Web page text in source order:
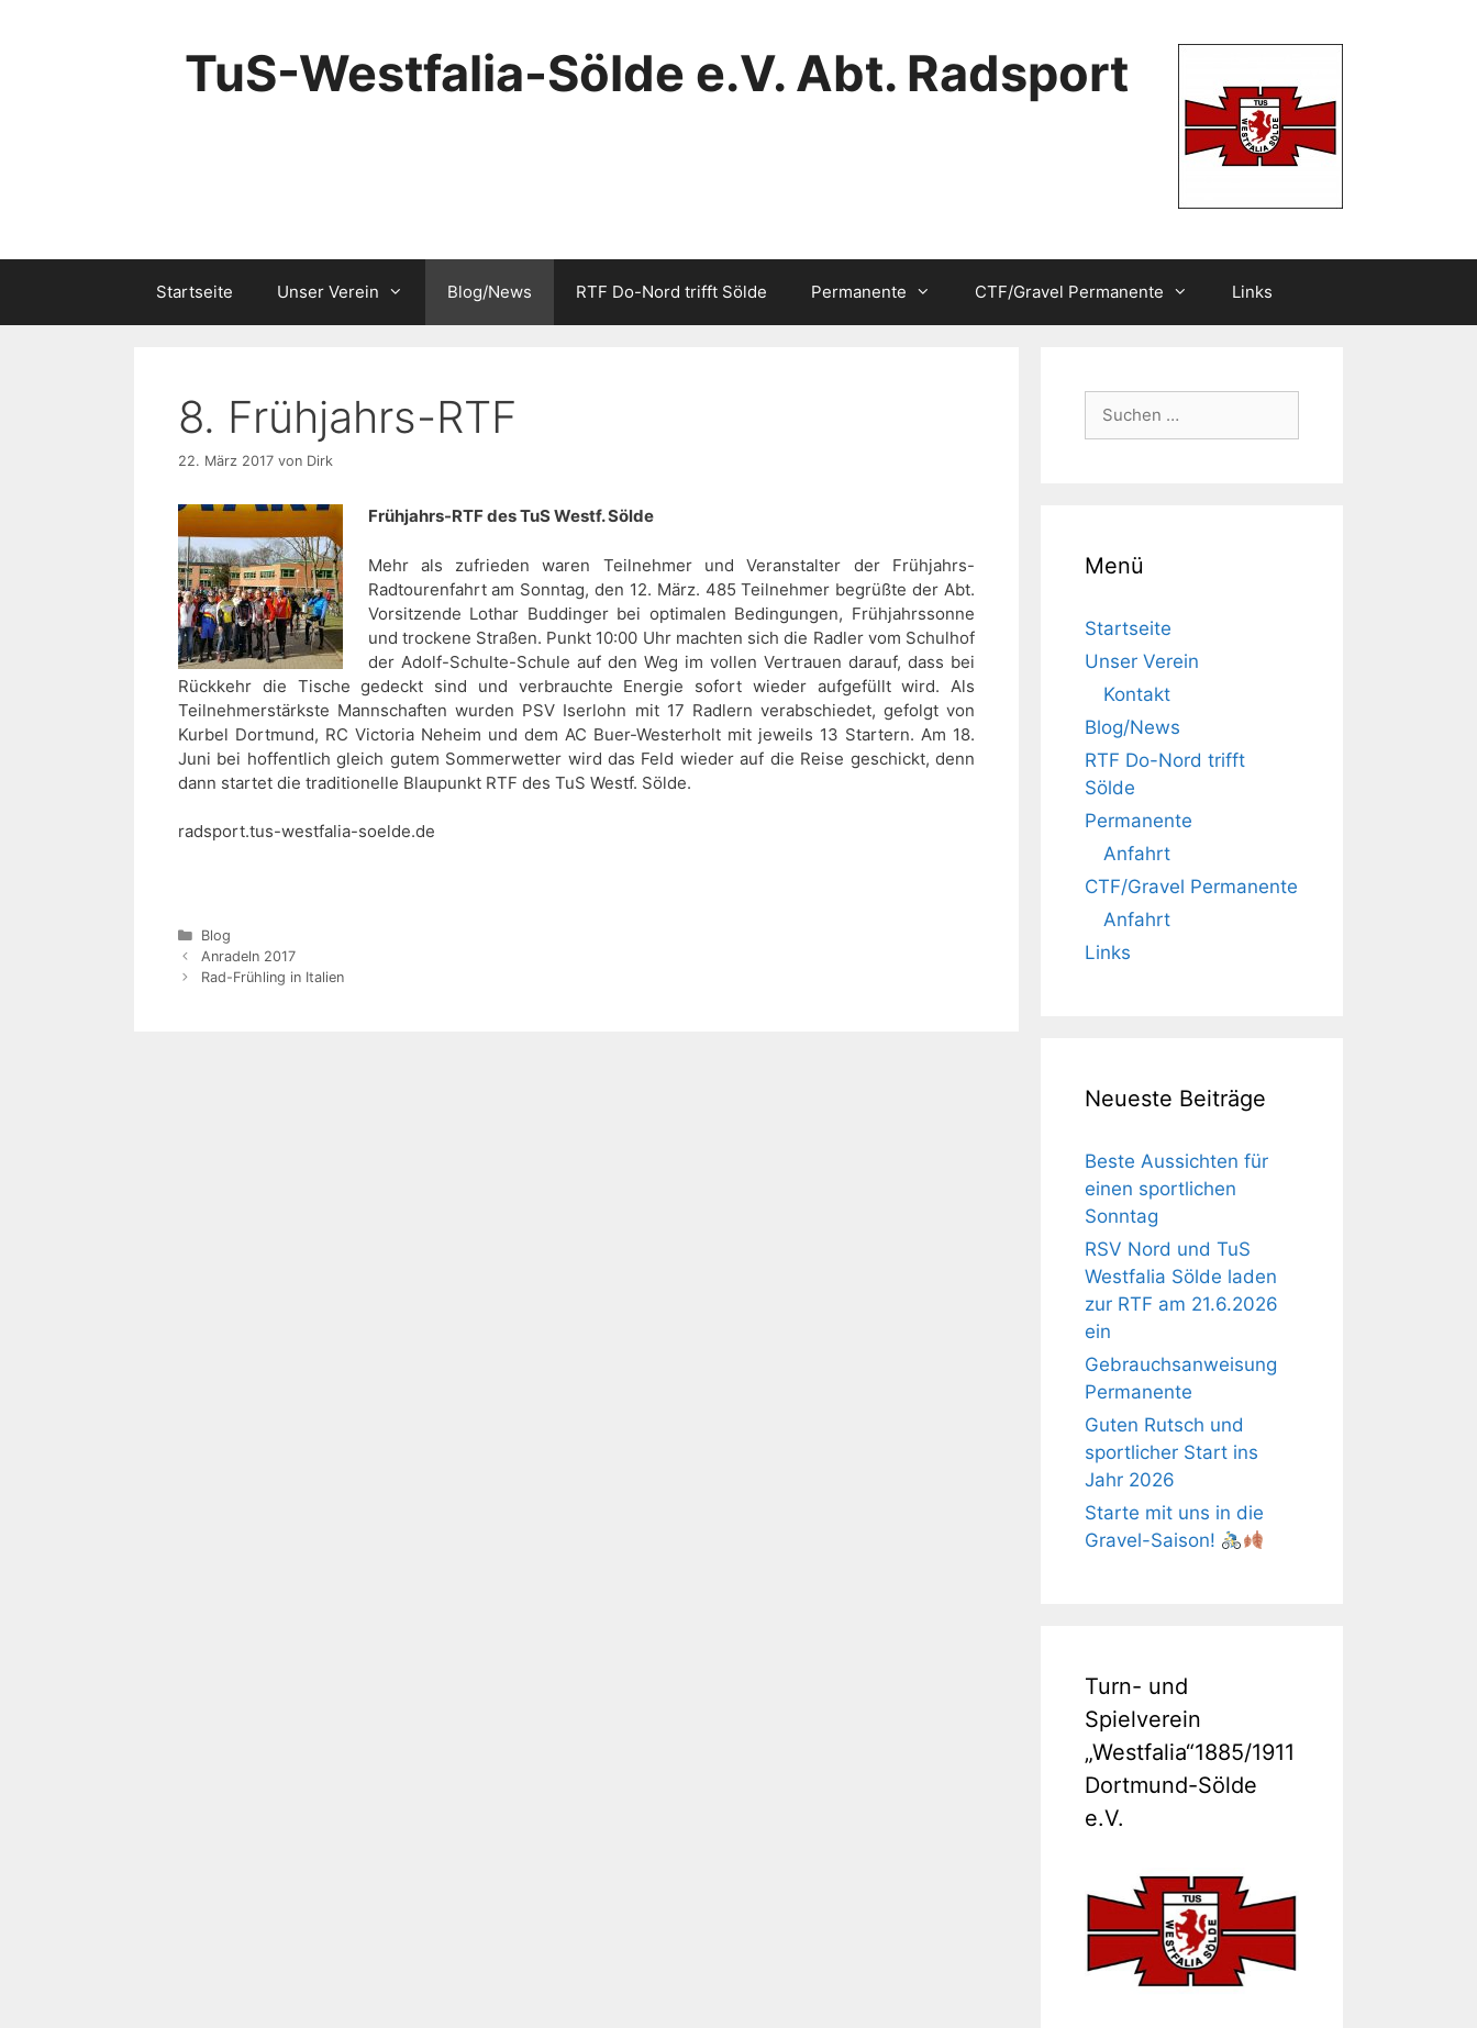
TuS-Westfalia-Sölde e.V. Abt. Radsport
Startseite Unser Verein Blog/News RTF Do-Nord trifft Sölde Permanente CTF/Gravel Permanente Links
8. Frühjahrs-RTF
22. März 2017 von Dirk
Frühjahrs-RTF des TuS Westf. Sölde
Mehr als zufrieden waren Teilnehmer und Veranstalter der Frühjahrs-
Radtourenfahrt am Sonntag, den 12. März. 485 Teilnehmer begrüßte der Abt.
Vorsitzende Lothar Buddinger bei optimalen Bedingungen, Frühjahrssonne
und trockene Straßen. Punkt 10:00 Uhr machten sich die Radler vom Schulhof
der Adolf-Schulte-Schule auf den Weg im vollen Vertrauen darauf, dass bei
Rückkehr die Tische gedeckt sind und verbrauchte Energie sofort wieder aufgefüllt wird. Als
Teilnehmerstärkste Mannschaften wurden PSV Iserlohn mit 17 Radlern verabschiedet, gefolgt von
Kurbel Dortmund, RC Victoria Neheim und dem AC Buer-Westerholt mit jeweils 13 Startern. Am 18.
Juni bei hoffentlich gleich gutem Sommerwetter wird das Feld wieder auf die Reise geschickt, denn
dann startet die traditionelle Blaupunkt RTF des TuS Westf. Sölde.
radsport.tus-westfalia-soelde.de
Kategorien
Blog
Anradeln 2017
Rad-Frühling in Italien
Suchen
Menü
Startseite
Unser Verein
Kontakt
Blog/News
RTF Do-Nord trifft
Sölde
Permanente
Anfahrt
CTF/Gravel Permanente
Anfahrt
Links
Neueste Beiträge
Beste Aussichten für
einen sportlichen
Sonntag
RSV Nord und TuS
Westfalia Sölde laden
zur RTF am 21.6.2026
ein
Gebrauchsanweisung
Permanente
Guten Rutsch und
sportlicher Start ins
Jahr 2026
Starte mit uns in die
Gravel-Saison!
Turn- und
Spielverein
„Westfalia“1885/1911
Dortmund-Sölde
e.V.